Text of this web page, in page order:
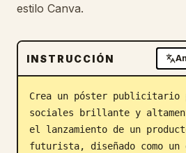
Blog
Actualizaciones
estilo Canva.
INSTRUCCIÓN
Crea un póster publicitario
sociales brillante y
el lanzamiento de un
futurista, diseñado como un